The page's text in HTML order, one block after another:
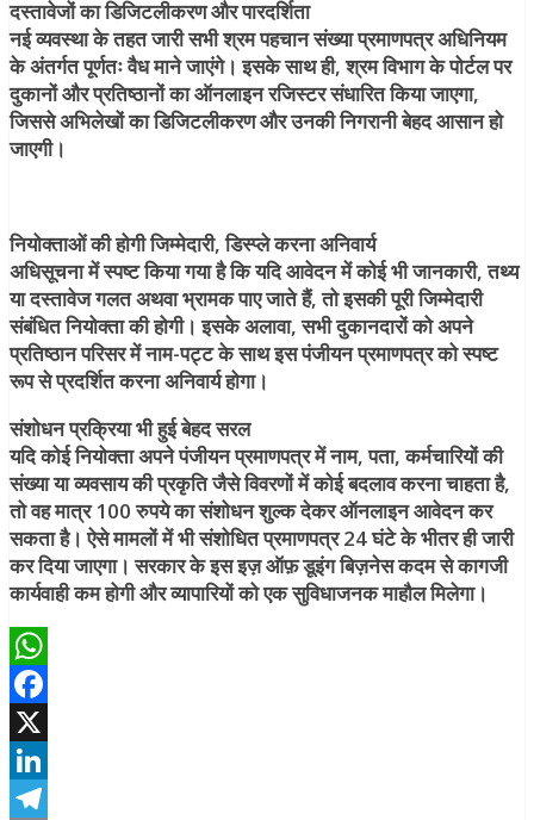
दस्तावेजों का डिजिटलीकरण और पारदर्शिता
नई व्यवस्था के तहत जारी सभी श्रम पहचान संख्या प्रमाणपत्र अधिनियम
के अंतर्गत पूर्णतः वैध माने जाएंगे। इसके साथ ही, श्रम विभाग के पोर्टल पर
दुकानों और प्रतिष्ठानों का ऑनलाइन रजिस्टर संधारित किया जाएगा,
जिससे अभिलेखों का डिजिटलीकरण और उनकी निगरानी बेहद आसान हो
जाएगी।
नियोक्ताओं की होगी जिम्मेदारी, डिस्प्ले करना अनिवार्य
अधिसूचना में स्पष्ट किया गया है कि यदि आवेदन में कोई भी जानकारी, तथ्य
या दस्तावेज गलत अथवा भ्रामक पाए जाते हैं, तो इसकी पूरी जिम्मेदारी
संबंधित नियोक्ता की होगी। इसके अलावा, सभी दुकानदारों को अपने
प्रतिष्ठान परिसर में नाम-पट्ट के साथ इस पंजीयन प्रमाणपत्र को स्पष्ट
रूप से प्रदर्शित करना अनिवार्य होगा।
संशोधन प्रक्रिया भी हुई बेहद सरल
यदि कोई नियोक्ता अपने पंजीयन प्रमाणपत्र में नाम, पता, कर्मचारियों की
संख्या या व्यवसाय की प्रकृति जैसे विवरणों में कोई बदलाव करना चाहता है,
तो वह मात्र 100 रुपये का संशोधन शुल्क देकर ऑनलाइन आवेदन कर
सकता है। ऐसे मामलों में भी संशोधित प्रमाणपत्र 24 घंटे के भीतर ही जारी
कर दिया जाएगा। सरकार के इस इज़ ऑफ़ डूइंग बिज़नेस कदम से कागजी
कार्यवाही कम होगी और व्यापारियों को एक सुविधाजनक माहौल मिलेगा।
WhatsApp
Facebook
X
LinkedIn